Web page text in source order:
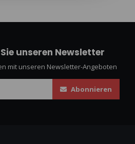
unseren Newsletter
mit unseren Newsletter-Angeboten
Abonnieren